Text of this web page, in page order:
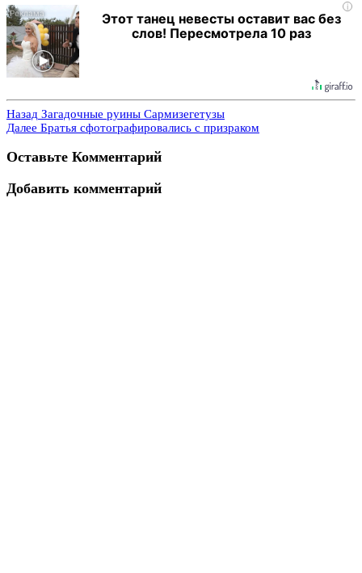
i
Этот танец невесты оставит вас без
слов! Пересмотрела 10 раз
Назад Загадочные руины Сармизегетузы
Далее Братья сфотографировались с призраком
Оставьте Комментарий
Добавить комментарий